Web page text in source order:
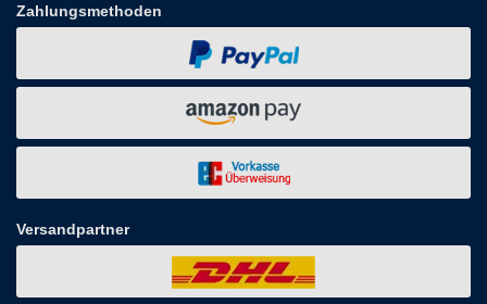
Zahlungsmethoden
Versandpartner